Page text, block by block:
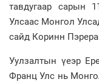
тавдугаар сарын
Улсаас Монгол
сайд Коринн
Уулзалтын үеэр
Франц Улс нь